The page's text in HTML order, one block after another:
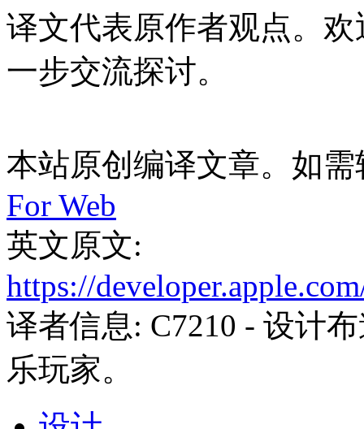
译文代表原作者观点。欢
一步交流探讨。
本站原创编译文章。如
For Web
英文原文:
https://
译者信息: C7210 - 设计
乐玩家。